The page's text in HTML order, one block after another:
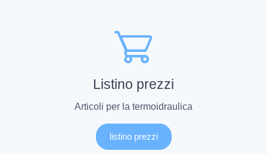
Listino prezzi
Articoli per la termoidraulica
listino prezzi